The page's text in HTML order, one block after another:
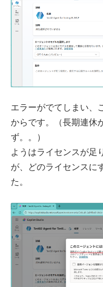
エラーがでてしまい、
からです。（長期連休
ず。。）
ようはライセンスが足
が、どのライセンスに
た。